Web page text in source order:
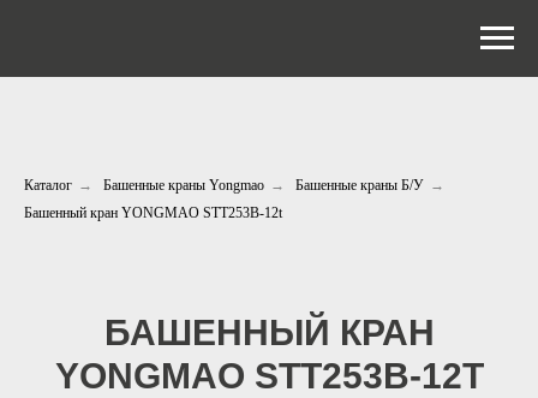
Каталог → Башенные краны Yongmao → Башенные краны Б/У →
Башенный кран YONGMAO STT253B-12t
БАШЕННЫЙ КРАН
YONGMAO STT253B-12T